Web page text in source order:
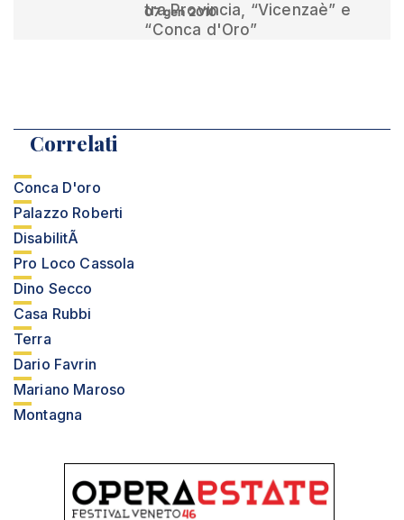
tra Provincia, “Vicenzaè” e
“Conca d'Oro”
07 gen 2010
Correlati
Conca D'oro
Palazzo Roberti
DisabilitÃ
Pro Loco Cassola
Dino Secco
Casa Rubbi
Terra
Dario Favrin
Mariano Maroso
Montagna